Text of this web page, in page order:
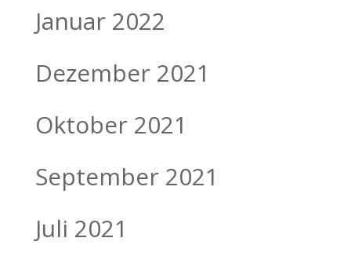
Januar 2022
Dezember 2021
Oktober 2021
September 2021
Juli 2021